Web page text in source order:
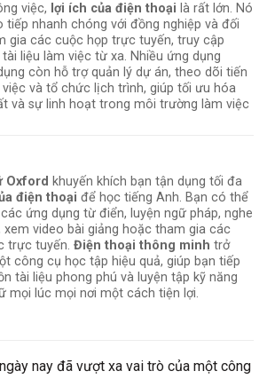
việc, lợi ích của điện thoại là rất lớn. Nó
tiếp nhanh chóng với đồng nghiệp và đối
gia các cuộc họp trực tuyến, truy cập
liệu làm việc từ xa. Nhiều ứng dụng
còn hỗ trợ quản lý dự án, theo dõi tiến
và tổ chức lịch trình, giúp tối ưu hóa
và sự linh hoạt trong môi trường làm việc
Oxford khuyến khích bạn tận dụng tối đa
điện thoại để học tiếng Anh. Bạn có thể
ứng dụng từ điển, luyện ngữ pháp, nghe
xem video bài giảng hoặc tham gia các
trực tuyến.Điện thoại thông minh trở
công cụ học tập hiệu quả, giúp bạn tiếp
tài liệu phong phú và luyện tập kỹ năng
mọi lúc mọi nơi một cách tiện lợi.
nay đã vượt xa vai trò của một công